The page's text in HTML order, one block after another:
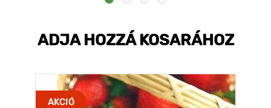
ADJA HOZZÁ KOSARÁHOZ
AKCIÓ